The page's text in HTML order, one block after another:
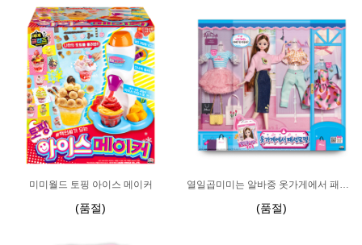
미미월드 토핑 아이스 메이커
(품절)
열일곱미미는 알바중 옷가게에서 패션모델
(품절)